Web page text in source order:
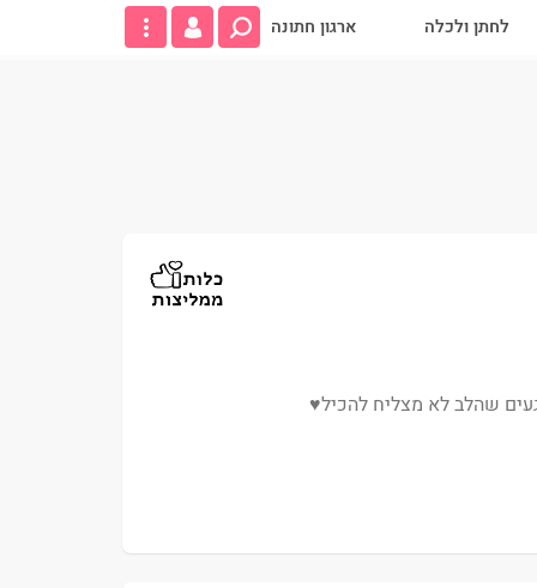
לחתן ולכלה ארגון חתונה